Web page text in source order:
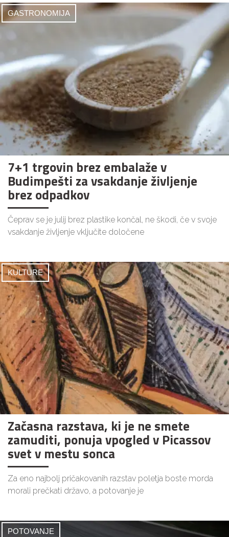
GASTRONOMIJA
7+1 trgovin brez embalaže v
Budimpešti za vsakdanje življenje
brez odpadkov
Čeprav se je julij brez plastike končal, ne škodi, če v svoje
vsakdanje življenje vključite določene
KULTURE
Začasna razstava, ki je ne smete
zamuditi, ponuja vpogled v Picassov
svet v mestu sonca
Za eno najbolj pričakovanih razstav poletja boste morda
morali prečkati državo, a potovanje je
POTOVANJE